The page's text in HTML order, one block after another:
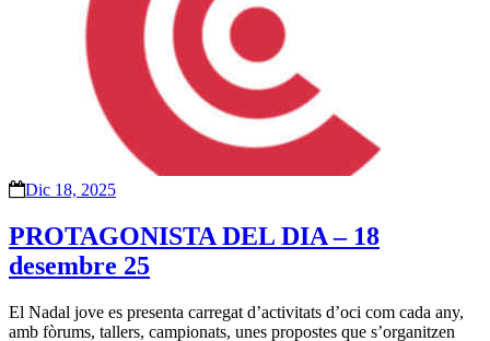
Dic 18, 2025
PROTAGONISTA DEL DIA – 18
desembre 25
El Nadal jove es presenta carregat d’activitats d’oci com cada any,
amb fòrums, tallers, campionats, unes propostes que s’organitzen